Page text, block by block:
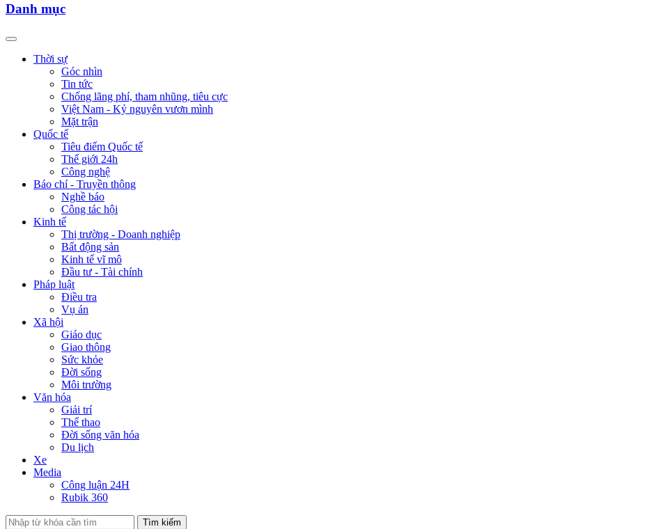
Danh mục
Thời sự
Góc nhìn
Tin tức
Chống lãng phí, tham nhũng, tiêu cực
Việt Nam - Kỷ nguyên vươn mình
Mặt trận
Quốc tế
Tiêu điểm Quốc tế
Thế giới 24h
Công nghệ
Báo chí - Truyền thông
Nghề báo
Công tác hội
Kinh tế
Thị trường - Doanh nghiệp
Bất động sản
Kinh tế vĩ mô
Đầu tư - Tài chính
Pháp luật
Điều tra
Vụ án
Xã hội
Giáo dục
Giao thông
Sức khỏe
Đời sống
Môi trường
Văn hóa
Giải trí
Thể thao
Đời sống văn hóa
Du lịch
Xe
Media
Công luận 24H
Rubik 360
Tìm kiếm